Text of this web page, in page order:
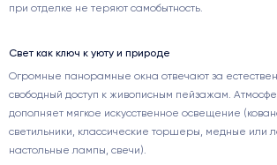
при отделке не теряют самобытность.
Свет как ключ к уюту и природе
Огромные панорамные окна отвечают за
свободный доступ к живописным пейзажам.
дополняет мягкое искусственное освещение
светильники, классические торшеры, медные или
настольные лампы, свечи).